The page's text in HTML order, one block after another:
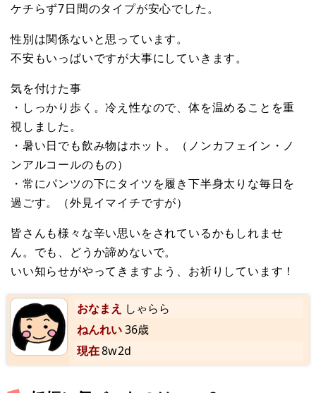
ケチらず7日間のタイプが安心でした。
性別は関係ないと思っています。
不安もいっぱいですが大事にしていきます。
気を付けた事
・しっかり歩く。冷え性なので、体を温めることを重
視しました。
・暑い日でも飲み物はホット。（ノンカフェイン・ノ
ンアルコールのもの）
・常にパンツの下にタイツを履き下半身太りな毎日を
過ごす。（外見イマイチですが）
皆さんも様々な辛い思いをされているかもしれませ
ん。でも、どうか諦めないで。
いい知らせがやってきますよう、お祈りしています！
おなまえ しゃらら
ねんれい36歳
現在8w2d